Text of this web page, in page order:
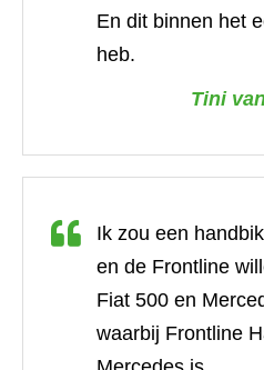
En dit binnen het
heb.
Tini
Ik zou een
en de Frontline
Fiat 500 en
waarbij Frontline